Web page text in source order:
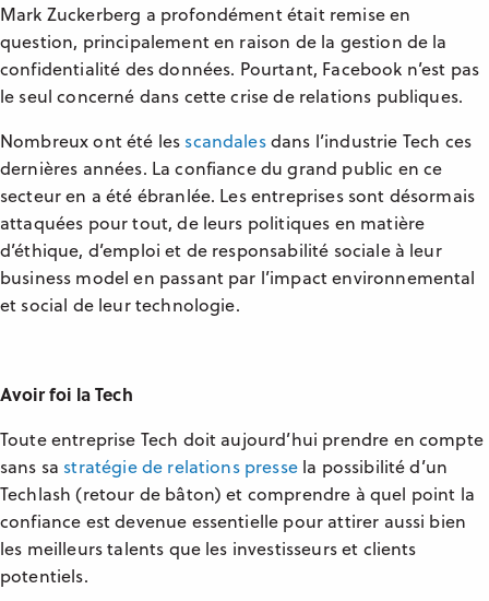
Mark Zuckerberg a profondément était remise en
question, principalement en raison de la gestion de la
confidentialité des données. Pourtant, Facebook n’est pas
le seul concerné dans cette crise de relations publiques.
Nombreux ont été les scandalesdans l’industrie Tech ces
dernières années. La confiance du grand public en ce
secteur en a été ébranlée. Les entreprises sont désormais
attaquées pour tout, de leurs politiques en matière
d’éthique, d’emploi et de responsabilité sociale à leur
business model en passant par l’impact environnemental
et social de leur technologie.
Avoir foi la Tech
Toute entreprise Tech doit aujourd’hui prendre en compte
sans sa stratégie de relations pressela possibilité d’un
Techlash (retour de bâton) et comprendre à quel point la
confiance est devenue essentielle pour attirer aussi bien
les meilleurs talents que les investisseurs et clients
potentiels.